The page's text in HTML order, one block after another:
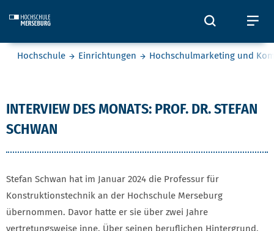
Öffnet
Sie befinden sich hier:
Hochschule Einrichtungen Hochschulmarketing und
INTERVIEW DES MONATS: PROF. DR. STEFAN
SCHWAN
Stefan Schwan hat im Januar 2024 die Professur für
Konstruktionstechnik an der Hochschule Merseburg
übernommen. Davor hatte er sie über zwei Jahre
vertretungsweise inne. Über seinen beruflichen Hintergrund,